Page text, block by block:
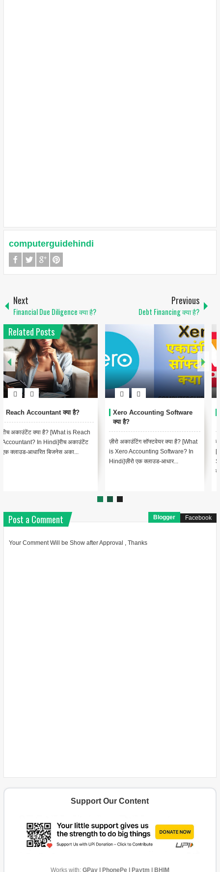
computerguidehindi
Next
Financial Due Diligence क्या है?
Previous
Debt Financing क्या है?
Related Posts
Xero Accounting Software
क्या है?
ज़ीरो अकाउंटिंग सॉफ्टवेयर क्या है? [What
is Xero Accounting Software? In
Vyapar Accounting Software
क्या है ?
व्यापार अकाउंटिंग सॉफ्टवेयर क्या है?
[What is Vyapar Accounting
Software? In Hindi]व्यापार एक
Post a Comment Blogger Facebook
Your Comment Will be Show after Approval , Thanks
Support Our Content
Works with: GPay | PhonePe | Paytm | BHIM